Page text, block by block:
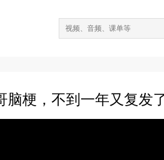
脑梗，不到一年又复发